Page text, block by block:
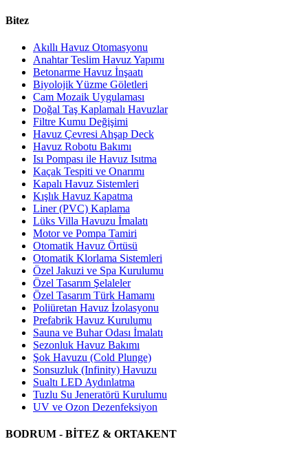
Bitez
Akıllı Havuz Otomasyonu
Anahtar Teslim Havuz Yapımı
Betonarme Havuz İnşaatı
Biyolojik Yüzme Göletleri
Cam Mozaik Uygulaması
Doğal Taş Kaplamalı Havuzlar
Filtre Kumu Değişimi
Havuz Çevresi Ahşap Deck
Havuz Robotu Bakımı
Isı Pompası ile Havuz Isıtma
Kaçak Tespiti ve Onarımı
Kapalı Havuz Sistemleri
Kışlık Havuz Kapatma
Liner (PVC) Kaplama
Lüks Villa Havuzu İmalatı
Motor ve Pompa Tamiri
Otomatik Havuz Örtüsü
Otomatik Klorlama Sistemleri
Özel Jakuzi ve Spa Kurulumu
Özel Tasarım Şelaleler
Özel Tasarım Türk Hamamı
Poliüretan Havuz İzolasyonu
Prefabrik Havuz Kurulumu
Sauna ve Buhar Odası İmalatı
Sezonluk Havuz Bakımı
Şok Havuzu (Cold Plunge)
Sonsuzluk (Infinity) Havuzu
Sualtı LED Aydınlatma
Tuzlu Su Jeneratörü Kurulumu
UV ve Ozon Dezenfeksiyon
BODRUM - BİTEZ & ORTAKENT